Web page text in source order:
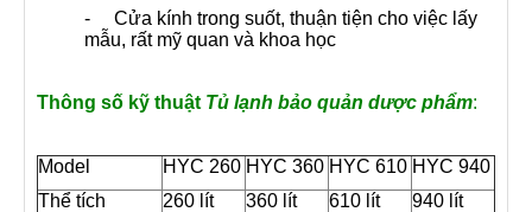
- Cửa kính trong suốt, thuận tiện cho việc lấy
mẫu, rất mỹ quan và khoa học
Thông số kỹ thuật Tủ lạnh bảo quản dược phẩm:
Model HYC 260 HYC 360 HYC 610 HYC 940
Thể tích
260 lít 360 lít 610 lít
940 lít